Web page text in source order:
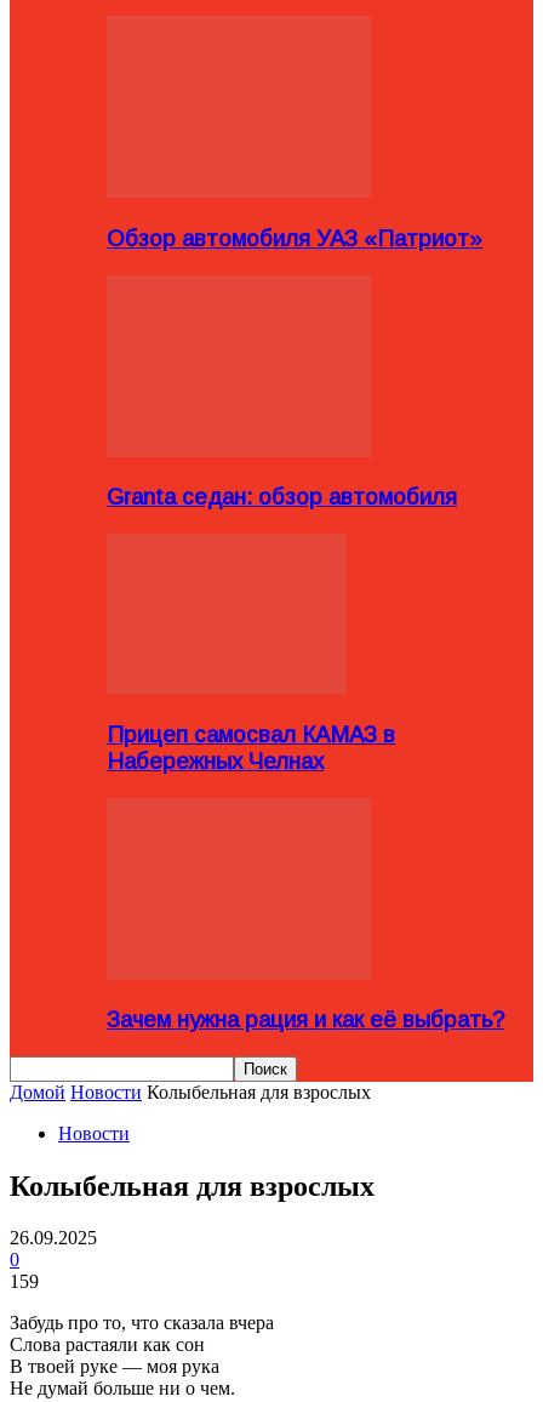
Обзор автомобиля УАЗ «Патриот»
Granta седан: обзор автомобиля
Прицеп самосвал КАМАЗ в
Набережных Челнах
Зачем нужна рация и как её выбрать?
Домой Новости Колыбельная для взрослых
Новости
Колыбельная для взрослых
26.09.2025
0
159
Забудь про то, что сказала вчера
Слова растаяли как сон
В твоей руке — моя рука
Не думай больше ни о чем.